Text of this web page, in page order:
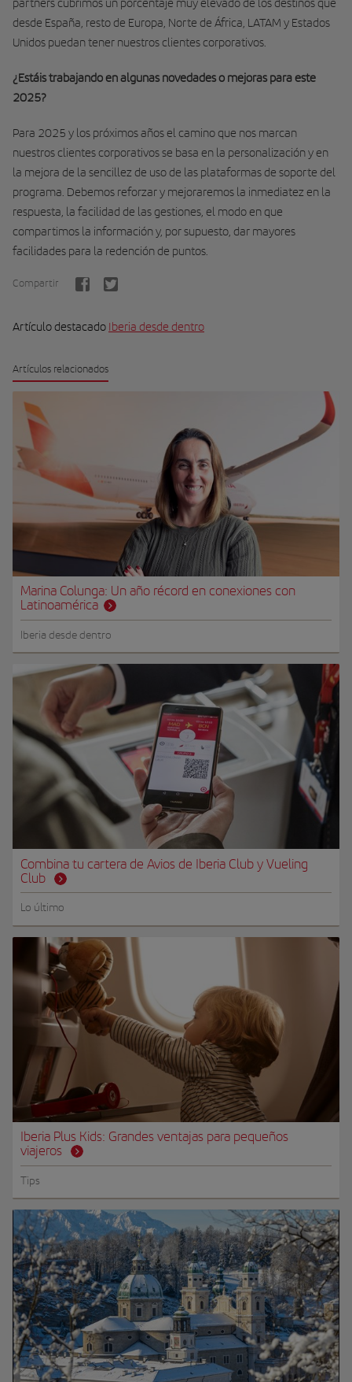
desde España, resto de Europa, Norte de África, LATAM y Estados
Unidos puedan tener nuestros clientes corporativos.
¿Estáis trabajando en algunas novedades o mejoras para este
2025?
Para 2025 y los próximos años el camino que nos marcan
nuestros clientes corporativos se basa en la personalización y en
la mejora de la sencillez de uso de las plataformas de soporte del
programa. Debemos reforzar y mejoraremos la inmediatez en la
respuesta, la facilidad de las gestiones, el modo en que
compartimos la información y, por supuesto, dar mayores
facilidades para la redención de puntos.
Compartir
Artículo destacado Iberia desde dentro
Artículos relacionados
Marina Colunga: Un año récord en conexiones con
Latinoamérica
Iberia desde dentro
Combina tu cartera de Avios de Iberia Club y Vueling
Club
Lo último
Iberia Plus Kids: Grandes ventajas para pequeños
viajeros
Tips